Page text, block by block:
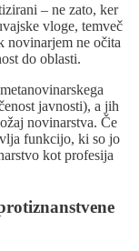
– ne zato, ker
vloge, temveč
novinarjem ne očita
do oblasti.
javnosti), a jih
novinarstva. Če
funkcijo, ki so jo
kot profesija